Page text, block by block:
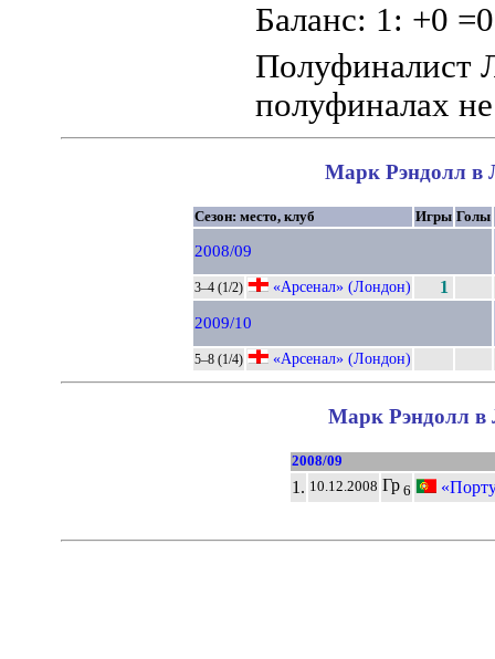
Баланс: 1: +0
Полуфиналист
полуфиналах
Марк Рэндолл в
Сезон: место, клуб Игры Голы
2008/09
3–4 (1/2) «Арсенал» (Лондон) 1
2009/10
5–8 (1/4) «Арсенал» (Лондон)
Марк Рэндолл в
2008/09
1. 10.12.2008 Гр6